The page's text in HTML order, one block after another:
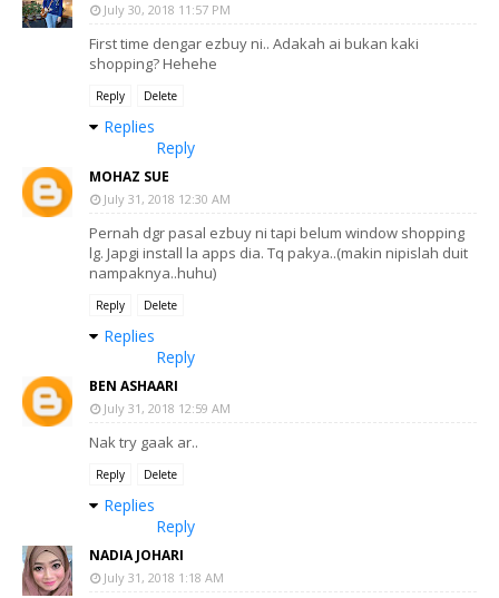
July 30, 2018 11:57 PM
First time dengar ezbuy ni.. Adakah ai bukan kaki
shopping? Hehehe
Reply Delete
Replies
Reply
MOHAZ SUE
July 31, 2018 12:30 AM
Pernah dgr pasal ezbuy ni tapi belum window shopping
lg. Japgi install la apps dia. Tq pakya..(makin nipislah duit
nampaknya..huhu)
Reply Delete
Replies
Reply
BEN ASHAARI
July 31, 2018 12:59 AM
Nak try gaak ar..
Reply Delete
Replies
Reply
NADIA JOHARI
July 31, 2018 1:18 AM